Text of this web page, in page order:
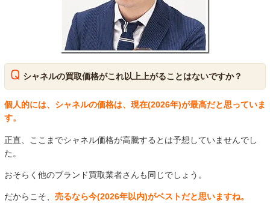
シャネルの買取価格がこれ以上上がることはないですか？
個人的には、シャネルの価格は、現在(2026年)が最高だと思っていま
す。
正直、ここまでシャネル価格が高騰するとは予想していませんでし
た。
おそらく他のブランド買取業者さんも同じでしょう。
だからこそ、 売るなら今(2026年以内)がベストだと思いますね。